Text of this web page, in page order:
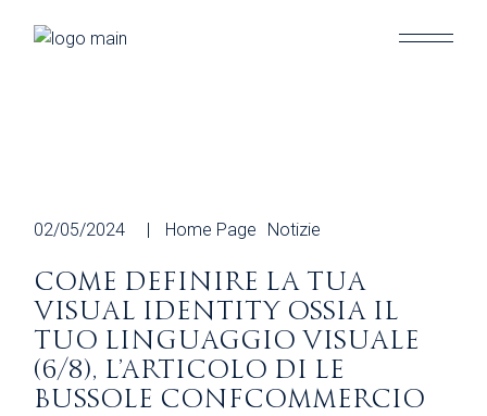
02/05/2024 Home Page Notizie
COME DEFINIRE LA TUA
VISUAL IDENTITY OSSIA IL
TUO LINGUAGGIO VISUALE
(6/8), L’ARTICOLO DI LE
BUSSOLE CONFCOMMERCIO